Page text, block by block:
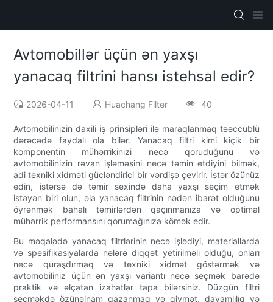
Avtomobillər üçün ən yaxşı
yanacaq filtrini hansı istehsal edir?
2026-04-11 Huachang Filter 40
Avtomobilinizin daxili iş prinsipləri ilə maraqlanmaq təəccüblü
dərəcədə faydalı ola bilər. Yanacaq filtri kimi kiçik bir
komponentin mühərrikinizi necə qoruduğunu və
avtomobilinizin rəvan işləməsini necə təmin etdiyini bilmək,
adi texniki xidməti gücləndirici bir vərdişə çevirir. İstər özünüz
edin, istərsə də təmir sexində daha yaxşı seçim etmək
istəyən biri olun, əla yanacaq filtrinin nədən ibarət olduğunu
öyrənmək bahalı təmirlərdən qaçınmanıza və optimal
mühərrik performansını qorumağınıza kömək edir.
Bu məqalədə yanacaq filtrlərinin necə işlədiyi, materiallarda
və spesifikasiyalarda nələrə diqqət yetirilməli olduğu, onları
necə quraşdırmaq və texniki xidmət göstərmək və
avtomobiliniz üçün ən yaxşı variantı necə seçmək barədə
praktik və əlçatan izahatlar tapa bilərsiniz. Düzgün filtri
seçməkdə özünəinam qazanmaq və qiymət, davamlılıq və